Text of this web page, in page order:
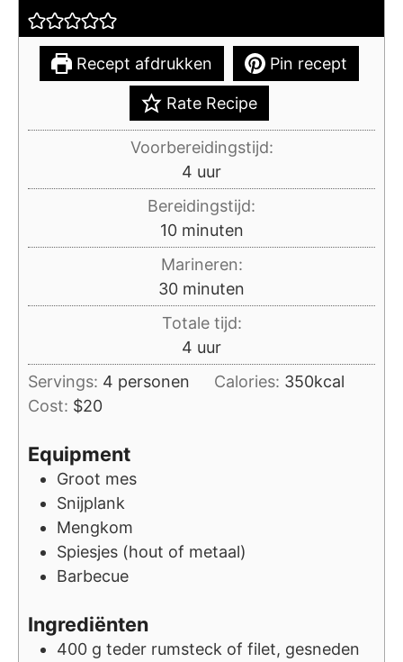
Recept afdrukken Pin recept
Rate Recipe
Voorbereidingstijd:
4 uur
uur
Bereidingstijd:
10minuten
minuten
Marineren:
30minuten
minuten
Totale tijd:
4 uur
uur
Servings: 4 personen Calories: 350kcal
Cost: $20
Equipment
Groot mes
Snijplank
Mengkom
Spiesjes (hout of metaal)
Barbecue
Ingrediënten
400 g teder rumsteck of filet, gesneden